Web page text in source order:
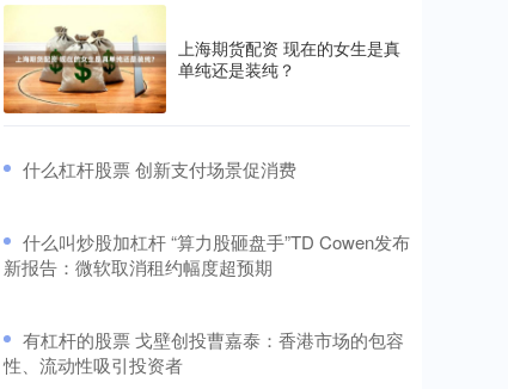
上海期货配资 现在的女生是真
单纯还是装纯？
​什么杠杆股票 创新支付场景促消费
​什么叫炒股加杠杆 “算力股砸盘手”TD Cowen发布
新报告：微软取消租约幅度超预期
​有杠杆的股票 戈壁创投曹嘉泰：香港市场的包容
性、流动性吸引投资者